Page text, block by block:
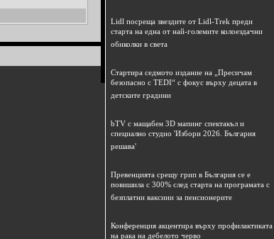
Lidl посреща звездите от Lidl-Trek преди
старта на една от най-големите колоездачни
обиколки в света
Стартира седмото издание на „Пресичам
безопасно с TEDI“ с фокус върху децата в
детските градини
bTV с мащабен 3D мапинг спектакъл и
специално студио 'Избори 2026. България
решава'
Превенцията срещу грип в България се е
повишила с 300% след старта на програмата с
безплатни ваксини за пенсионерите
Конференция акцентира върху профилактиката